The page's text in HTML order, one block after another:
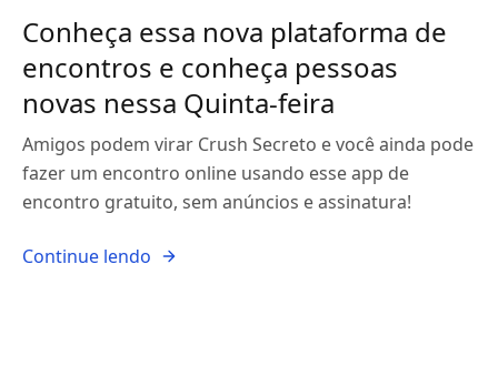
Conheça essa nova plataforma de
encontros e conheça pessoas
novas nessa Quinta-feira
Amigos podem virar Crush Secreto e você ainda pode
fazer um encontro online usando esse app de
encontro gratuito, sem anúncios e assinatura!
Continue lendo